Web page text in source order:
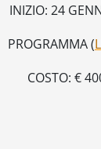
INIZIO: 24
PROGRAMMA (
COSTO: €